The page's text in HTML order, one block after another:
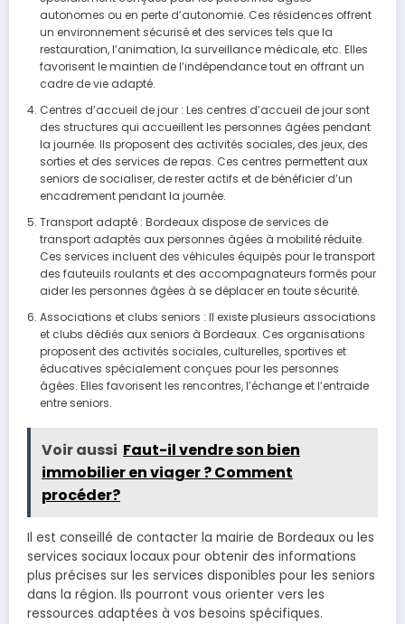
autonomes ou en perte d’autonomie. Ces résidences offrent
un environnement sécurisé et des services tels que la
restauration, l’animation, la surveillance médicale, etc. Elles
favorisent le maintien de l’indépendance tout en offrant un
cadre de vie adapté.
Centres d’accueil de jour : Les centres d’accueil de jour sont
des structures qui accueillent les personnes âgées pendant
la journée. Ils proposent des activités sociales, des jeux, des
sorties et des services de repas. Ces centres permettent aux
seniors de socialiser, de rester actifs et de bénéficier d’un
encadrement pendant la journée.
Transport adapté : Bordeaux dispose de services de
transport adaptés aux personnes âgées à mobilité réduite.
Ces services incluent des véhicules équipés pour le transport
des fauteuils roulants et des accompagnateurs formés pour
aider les personnes âgées à se déplacer en toute sécurité.
Associations et clubs seniors : Il existe plusieurs associations
et clubs dédiés aux seniors à Bordeaux. Ces organisations
proposent des activités sociales, culturelles, sportives et
éducatives spécialement conçues pour les personnes
âgées. Elles favorisent les rencontres, l’échange et l’entraide
entre seniors.
Voir aussi Faut-il vendre son bien
immobilier en viager ? Comment
procéder?
Il est conseillé de contacter la mairie de Bordeaux ou les
services sociaux locaux pour obtenir des informations
plus précises sur les services disponibles pour les seniors
dans la région. Ils pourront vous orienter vers les
ressources adaptées à vos besoins spécifiques.